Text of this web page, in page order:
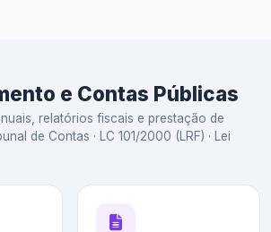
e Contas Públicas
relatórios fiscais e prestação de
de Contas · LC 101/2000 (LRF) · Lei